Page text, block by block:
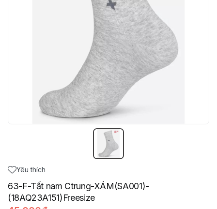
Yêu thích
63-F-Tất nam Ctrung-XÁM(SA001)-
(18AQ23A151)Freesize